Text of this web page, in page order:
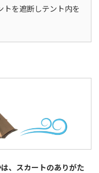
トを遮断しテント内を
、スカートのありがた